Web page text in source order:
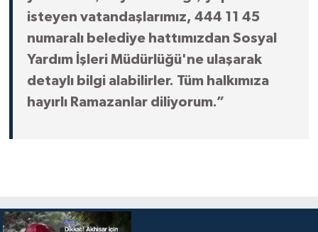
isteyen vatandaşlarımız, 444 11 45
numaralı belediye hattımızdan Sosyal
Yardım İşleri Müdürlüğü'ne ulaşarak
detaylı bilgi alabilirler. Tüm halkımıza
hayırlı Ramazanlar diliyorum.”